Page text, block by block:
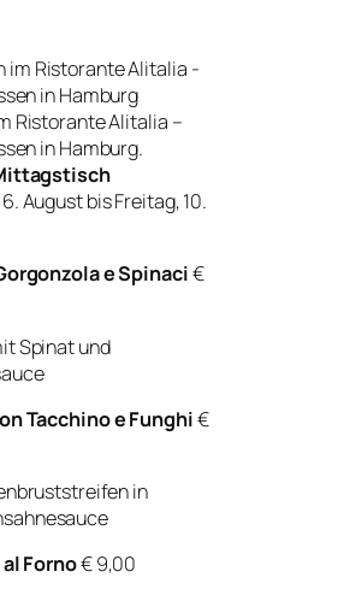
Ristorante Alitalia –
in Hamburg.
August bis Freitag, 10.
e Spinaci€
Spinat und
Tacchino e Funghi€
in
Forno€ 9,00